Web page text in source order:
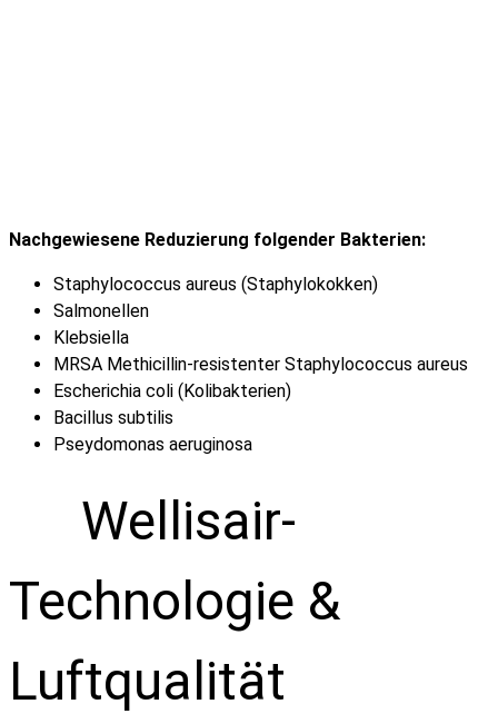
Nachgewiesene Reduzierung folgender Bakterien:
Staphylococcus aureus (Staphylokokken)
Salmonellen
Klebsiella
MRSA Methicillin-resistenter Staphylococcus aureus
Escherichia coli (Kolibakterien)
Bacillus subtilis
Pseydomonas aeruginosa
Wellisair-
Technologie &
Luftqualität